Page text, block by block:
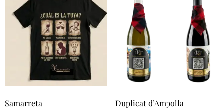
Samarreta Duplicat d’Ampolla